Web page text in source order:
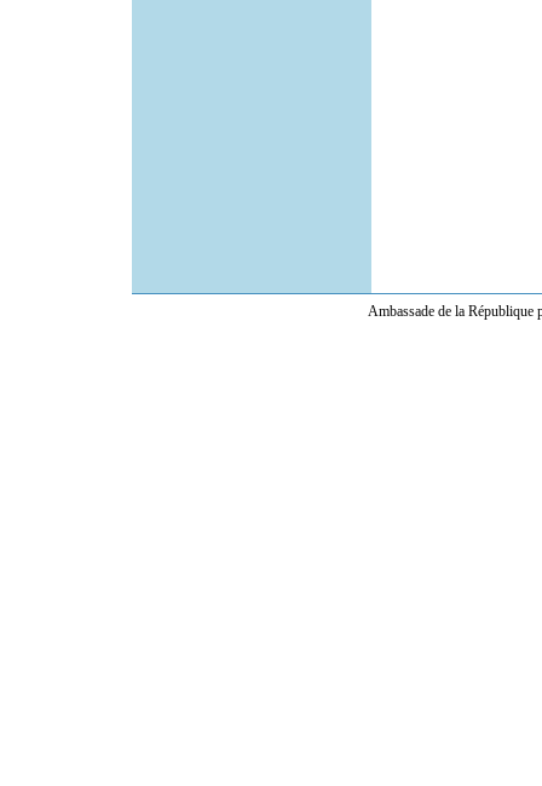
Ambassade de la République